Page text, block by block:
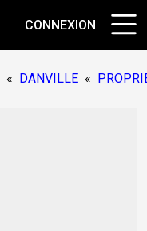
CONNEXION
« DANVILLE «